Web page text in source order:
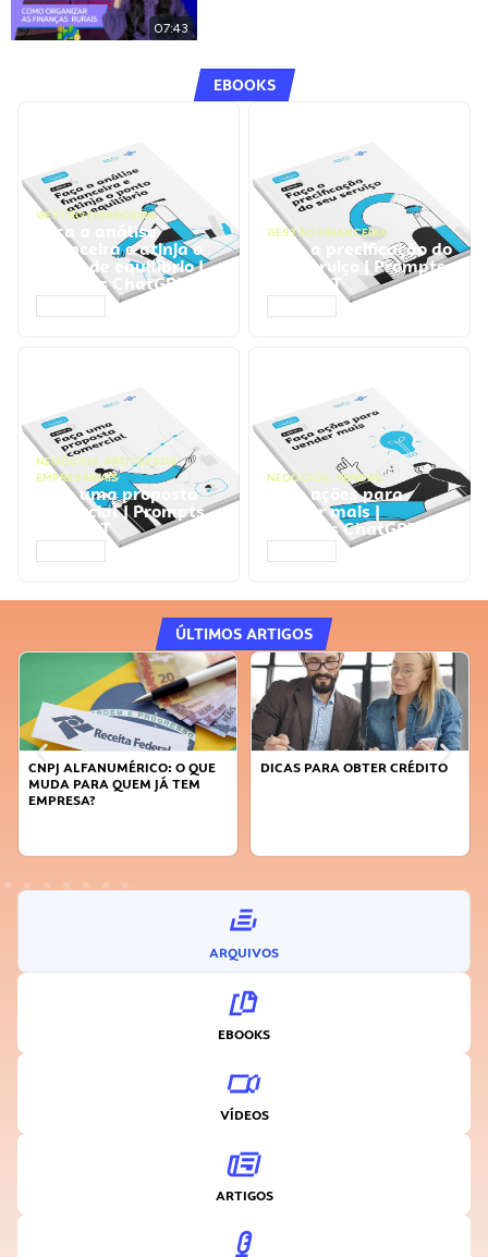
07:43
EBOOKS
GESTÃO FINANCEIRA
Faça a análise
financeira e atinja o
ponto de equilíbrio |
Prompts ChatGPT
GESTÃO FINANCEIRA
Faça a precificação do
seu serviço | Prompts
ChatGPT
NEGÓCIOS, PROCESSOS
EMPRESARIAIS
Faça uma proposta
comercial | Prompts
ChatGPT
NEGÓCIOS, VENDAS
Faça ações para
vender mais |
Prompts ChatGPT
ÚLTIMOS ARTIGOS
DICAS PARA OBTER CRÉDITO
FAÇA A DIFERENÇA: SEJA
ARQUIVOS
EBOOKS
VÍDEOS
ARTIGOS